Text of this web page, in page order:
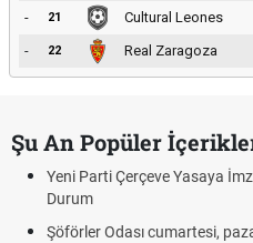
-
21 Cultural Leones
-
22 Real Zaragoza
Şu An Popüler
Yeni Parti Çerçeve Yasaya
Durum
Şöförler Odası cumartesi,